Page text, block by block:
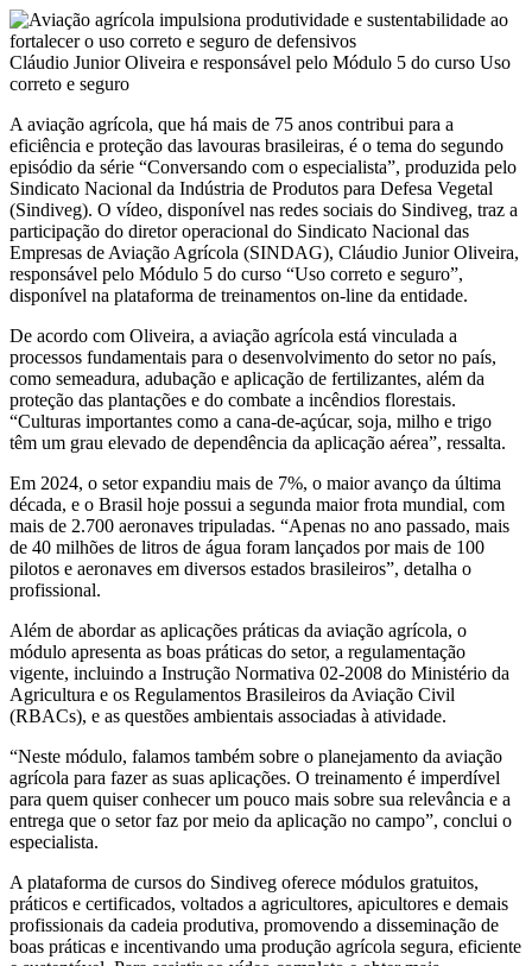
Cláudio Junior Oliveira e responsável pelo Módulo 5 do curso Uso
correto e seguro
A aviação agrícola, que há mais de 75 anos contribui para a
eficiência e proteção das lavouras brasileiras, é o tema do segundo
episódio da série “Conversando com o especialista”, produzida pelo
Sindicato Nacional da Indústria de Produtos para Defesa Vegetal
(Sindiveg). O vídeo, disponível nas redes sociais do Sindiveg, traz a
participação do diretor operacional do Sindicato Nacional das
Empresas de Aviação Agrícola (SINDAG), Cláudio Junior Oliveira,
responsável pelo Módulo 5 do curso “Uso correto e seguro”,
disponível na plataforma de treinamentos on-line da entidade.
De acordo com Oliveira, a aviação agrícola está vinculada a
processos fundamentais para o desenvolvimento do setor no país,
como semeadura, adubação e aplicação de fertilizantes, além da
proteção das plantações e do combate a incêndios florestais.
“Culturas importantes como a cana-de-açúcar, soja, milho e trigo
têm um grau elevado de dependência da aplicação aérea”, ressalta.
Em 2024, o setor expandiu mais de 7%, o maior avanço da última
década, e o Brasil hoje possui a segunda maior frota mundial, com
mais de 2.700 aeronaves tripuladas. “Apenas no ano passado, mais
de 40 milhões de litros de água foram lançados por mais de 100
pilotos e aeronaves em diversos estados brasileiros”, detalha o
profissional.
Além de abordar as aplicações práticas da aviação agrícola, o
módulo apresenta as boas práticas do setor, a regulamentação
vigente, incluindo a Instrução Normativa 02-2008 do Ministério da
Agricultura e os Regulamentos Brasileiros da Aviação Civil
(RBACs), e as questões ambientais associadas à atividade.
“Neste módulo, falamos também sobre o planejamento da aviação
agrícola para fazer as suas aplicações. O treinamento é imperdível
para quem quiser conhecer um pouco mais sobre sua relevância e a
entrega que o setor faz por meio da aplicação no campo”, conclui o
especialista.
A plataforma de cursos do Sindiveg oferece módulos gratuitos,
práticos e certificados, voltados a agricultores, apicultores e demais
profissionais da cadeia produtiva, promovendo a disseminação de
boas práticas e incentivando uma produção agrícola segura, eficiente